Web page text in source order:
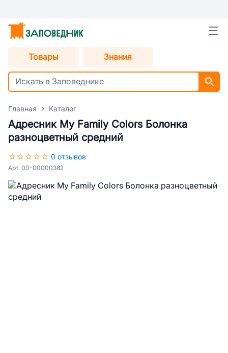
Товары Знания
Главная Каталог
Адресник My Family Colors Болонка
разноцветный средний
0 отзывов
Арт. 00-00000382